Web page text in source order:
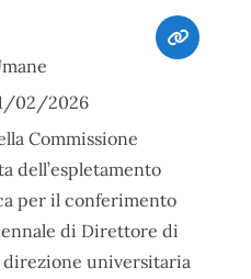
02/2026
Commissione
dell’espletamento
per il conferimento
di Direttore di
direzione universitaria